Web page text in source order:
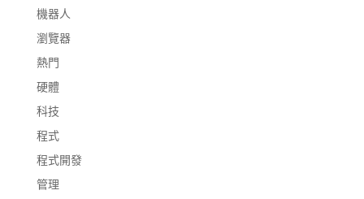
機器人
瀏覽器
熱門
硬體
科技
程式
程式開發
管理